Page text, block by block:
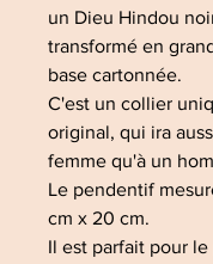
un Dieu Hindou
transformé en
base cartonnée.
C'est un collier
original, qui ira
femme qu'à un
Le pendentif
cm x 20 cm.
Il est parfait pour